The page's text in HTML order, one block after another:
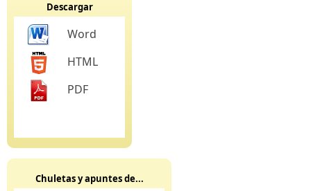
Descargar
Word
HTML
PDF
Chuletas y apuntes de...